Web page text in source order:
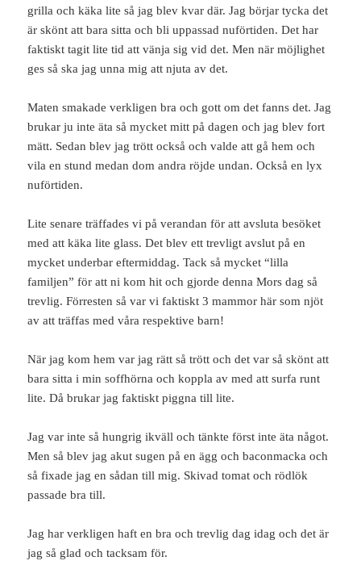
grilla och käka lite så jag blev kvar där. Jag börjar tycka det
är skönt att bara sitta och bli uppassad nuförtiden. Det har
faktiskt tagit lite tid att vänja sig vid det. Men när möjlighet
ges så ska jag unna mig att njuta av det.
Maten smakade verkligen bra och gott om det fanns det. Jag
brukar ju inte äta så mycket mitt på dagen och jag blev fort
mätt. Sedan blev jag trött också och valde att gå hem och
vila en stund medan dom andra röjde undan. Också en lyx
nuförtiden.
Lite senare träffades vi på verandan för att avsluta besöket
med att käka lite glass. Det blev ett trevligt avslut på en
mycket underbar eftermiddag. Tack så mycket “lilla
familjen” för att ni kom hit och gjorde denna Mors dag så
trevlig. Förresten så var vi faktiskt 3 mammor här som njöt
av att träffas med våra respektive barn!
När jag kom hem var jag rätt så trött och det var så skönt att
bara sitta i min soffhörna och koppla av med att surfa runt
lite. Då brukar jag faktiskt piggna till lite.
Jag var inte så hungrig ikväll och tänkte först inte äta något.
Men så blev jag akut sugen på en ägg och baconmacka och
så fixade jag en sådan till mig. Skivad tomat och rödlök
passade bra till.
Jag har verkligen haft en bra och trevlig dag idag och det är
jag så glad och tacksam för.